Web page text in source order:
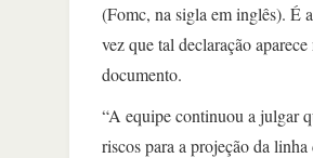
(Fomc, na sigla em inglês). É
vez que tal declaração aparece
documento.
“A equipe continuou a julgar
riscos para a projeção da linha